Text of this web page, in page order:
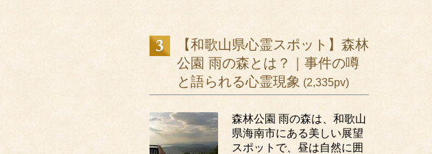
【和歌山県心霊スポット】森林
公園 雨の森とは？｜事件の噂
と語られる心霊現象 (2,335pv)
森林公園 雨の森は、和歌山
県海南市にある美しい展望
スポットで、昼は自然に囲